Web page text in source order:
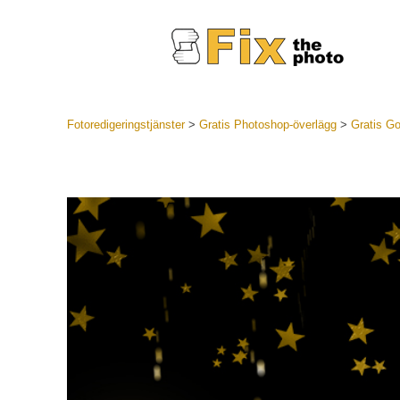
Mobila
Fotoredigeringstjänster> Gratis Photoshop-överlägg> Gratis